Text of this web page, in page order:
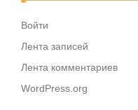
Войти
Лента записей
Лента комментариев
WordPress.org